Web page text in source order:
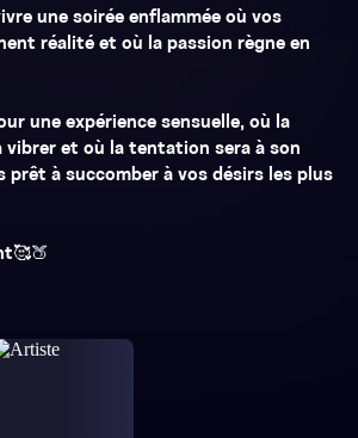
une soirée enflammée où vos
réalité et où la passion règne en
une expérience sensuelle, où la
vibrer et où la tentation sera à son
prêt à succomber à vos désirs les plus